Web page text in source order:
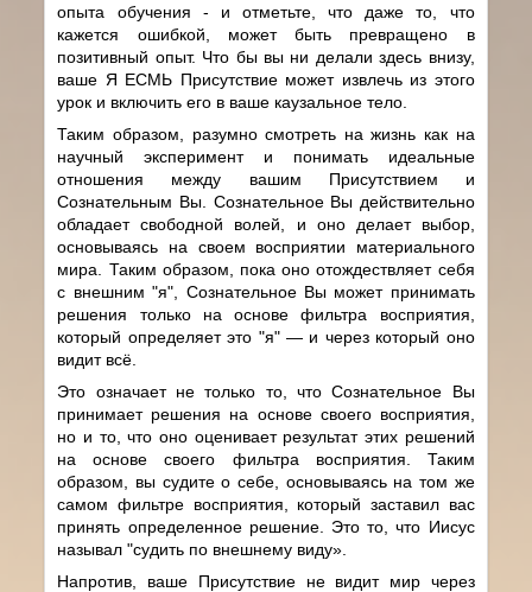
опыта обучения - и отметьте, что даже то, что
кажется ошибкой, может быть превращено в
позитивный опыт. Что бы вы ни делали здесь внизу,
ваше Я ЕСМЬ Присутствие может извлечь из этого
урок и включить его в ваше каузальное тело.
Таким образом, разумно смотреть на жизнь как на
научный эксперимент и понимать идеальные
отношения между вашим Присутствием и
Сознательным Вы. Сознательное Вы действительно
обладает свободной волей, и оно делает выбор,
основываясь на своем восприятии материального
мира. Таким образом, пока оно отождествляет себя
с внешним "я", Сознательное Вы может принимать
решения только на основе фильтра восприятия,
который определяет это "я" — и через который оно
видит всё.
Это означает не только то, что Сознательное Вы
принимает решения на основе своего восприятия,
но и то, что оно оценивает результат этих решений
на основе своего фильтра восприятия. Таким
образом, вы судите о себе, основываясь на том же
самом фильтре восприятия, который заставил вас
принять определенное решение. Это то, что Иисус
называл "судить по внешнему виду».
Напротив, ваше Присутствие не видит мир через